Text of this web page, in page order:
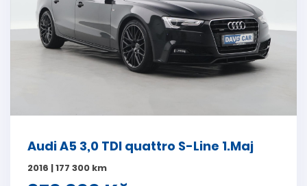
Audi A5 3,0 TDI quattro S-Line 1.Maj
2016 | 177 300 km